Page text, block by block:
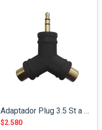
Adaptador Plug 3.5 St a 2 Jack RCA Y
$2.580